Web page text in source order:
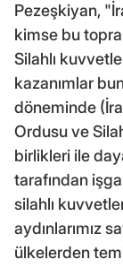
Pezeşkiyan,
kimse bu
Silahlı
kazanımlar
döneminde
Ordusu ve
birlikleri ile
tarafından
silahlı
aydınlarımız
ülkelerden